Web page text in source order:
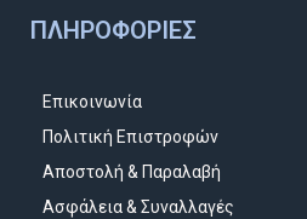
ΠΛΗΡΟΦΟΡΊΕΣ
Επικοινωνία
Πολιτική Επιστροφών
Αποστολή & Παραλαβή
Ασφάλεια & Συναλλαγές